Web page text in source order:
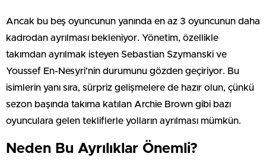
Ancak bu beş oyuncunun yanında en az 3 oyuncunun daha
kadrodan ayrılması bekleniyor. Yönetim, özellikle
takımdan ayrılmak isteyen Sebastian Szymanski ve
Youssef En-Nesyri’nin durumunu gözden geçiriyor. Bu
isimlerin yanı sıra, sürpriz gelişmelere de hazır olun, çünkü
sezon başında takıma katılan Archie Brown gibi bazı
oyunculara gelen tekliflerle yolların ayrılması mümkün.
Neden Bu Ayrılıklar Önemli?